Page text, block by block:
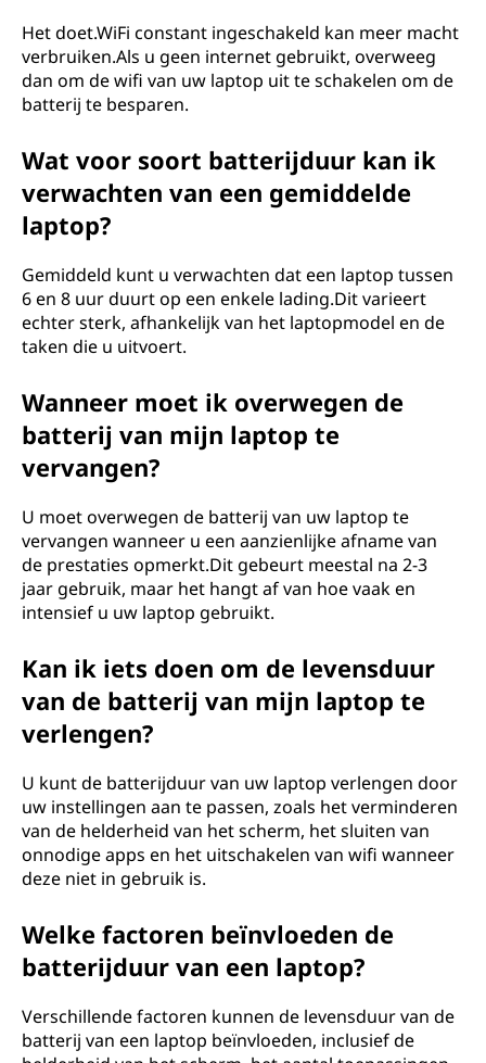
Het doet.WiFi constant ingeschakeld kan meer macht
verbruiken.Als u geen internet gebruikt, overweeg
dan om de wifi van uw laptop uit te schakelen om de
batterij te besparen.
Wat voor soort batterijduur kan ik
verwachten van een gemiddelde
laptop?
Gemiddeld kunt u verwachten dat een laptop tussen
6 en 8 uur duurt op een enkele lading.Dit varieert
echter sterk, afhankelijk van het laptopmodel en de
taken die u uitvoert.
Wanneer moet ik overwegen de
batterij van mijn laptop te
vervangen?
U moet overwegen de batterij van uw laptop te
vervangen wanneer u een aanzienlijke afname van
de prestaties opmerkt.Dit gebeurt meestal na 2-3
jaar gebruik, maar het hangt af van hoe vaak en
intensief u uw laptop gebruikt.
Kan ik iets doen om de levensduur
van de batterij van mijn laptop te
verlengen?
U kunt de batterijduur van uw laptop verlengen door
uw instellingen aan te passen, zoals het verminderen
van de helderheid van het scherm, het sluiten van
onnodige apps en het uitschakelen van wifi wanneer
deze niet in gebruik is.
Welke factoren beïnvloeden de
batterijduur van een laptop?
Verschillende factoren kunnen de levensduur van de
batterij van een laptop beïnvloeden, inclusief de